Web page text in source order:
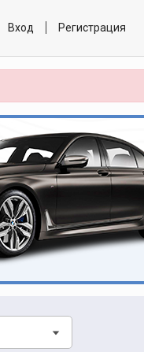
Вход Регистрация